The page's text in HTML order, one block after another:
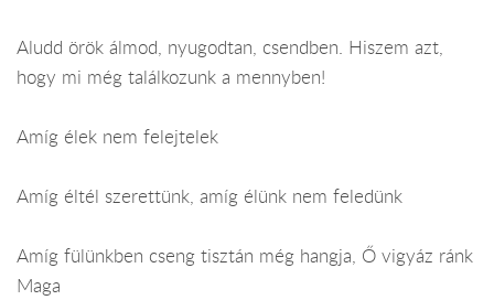
Aludd örök álmod, nyugodtan, csendben. Hiszem azt,
hogy mi még találkozunk a mennyben!
Amíg élek nem felejtelek
Amíg éltél szerettünk, amíg élünk nem feledünk
Amíg fülünkben cseng tisztán még hangja, Ő vigyáz ránk
Maga